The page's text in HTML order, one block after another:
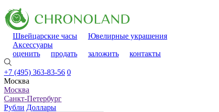
Швейцарские часы
Ювелирные украшения
Аксессуары
оценить
продать заложить контакты
+7 (495) 363-83-56 0
Москва
Москва
Санкт-Петербург
Рубли Доллары